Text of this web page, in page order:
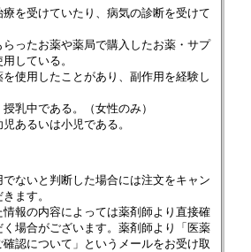
を受けていたり、病気の診断を受けて
ったお薬や薬局で購入したお薬・サプ
している。
使用したことがあり、副作用を経験し
乳中である。（女性のみ）
あるいは小児である。
ないと判断した場合には注文をキャン
ます。
情報の内容によっては薬剤師より直接確
場合がございます。薬剤師より「医薬
認について」というメールをお受け取